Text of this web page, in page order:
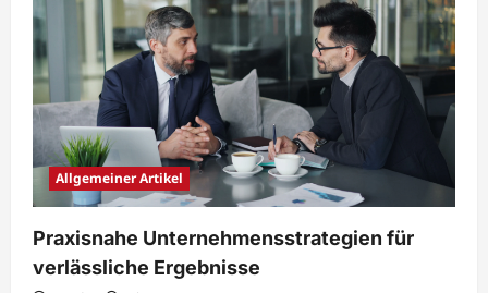
Allgemeiner Artikel
Praxisnahe Unternehmensstrategien für
verlässliche Ergebnisse